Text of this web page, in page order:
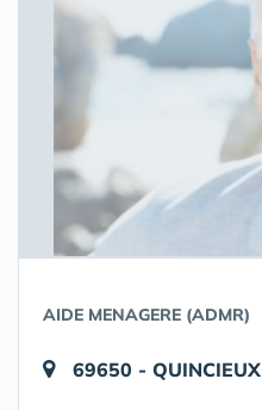
AIDE MENAGERE (ADMR)
69650 - QUINCIEUX